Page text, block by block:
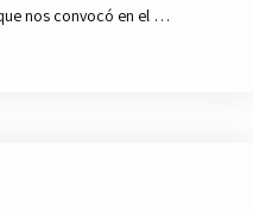
nos convocó en el …